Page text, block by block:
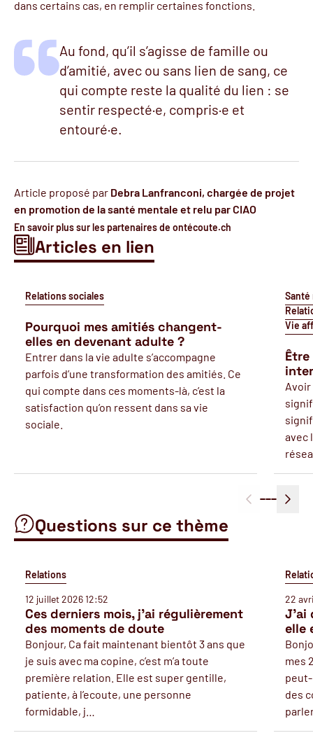
dans certains cas, en remplir certaines fonctions.
Au fond, qu’il s’agisse de famille ou
d’amitié, avec ou sans lien de sang, ce
qui compte reste la qualité du lien : se
sentir respecté·e, compris·e et
entouré·e.
Article proposé par Debra Lanfranconi, chargée de projet
en promotion de la santé mentale et relu par CIAO
En savoir plus sur les partenaires de ontécoute.ch
Articles en lien
Relations sociales
Pourquoi mes amitiés changent-
elles en devenant adulte ?
Entrer dans la vie adulte s’accompagne
parfois d’une transformation des amitiés. Ce
qui compte dans ces moments-là, c’est la
satisfaction qu’on ressent dans sa vie
sociale.
Vie
avec
Questions sur ce thème
Relations
12 juillet 2026 12:52
Ces derniers mois, j’ai régulièrement
des moments de doute
Bonjour, Ca fait maintenant bientôt 3 ans que
je suis avec ma copine, c’est m’a toute
première relation. Elle est super gentille,
patiente, à l’ecoute, une personne
formidable, j…
22
J'ai
elle
mes
des